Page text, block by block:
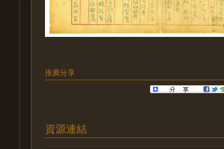
推薦分享
資源連結